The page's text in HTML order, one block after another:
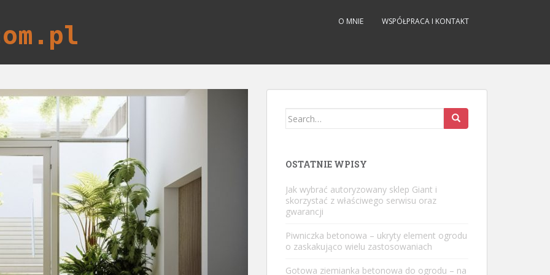
O MNIE WSPÓŁPRACA I KONTAKT
Search
OSTATNIE WPISY
Jak wybrać autoryzowany sklep Giant i
skorzystać z właściwego serwisu oraz
gwarancji
Piwniczka betonowa – ukryty element ogrodu
o zaskakująco wielu zastosowaniach
Gotowa ziemianka betonowa do ogrodu – na